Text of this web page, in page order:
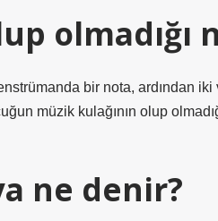
olmadığı
bir nota, ardından iki
müzik kulağının olup
ne denir?